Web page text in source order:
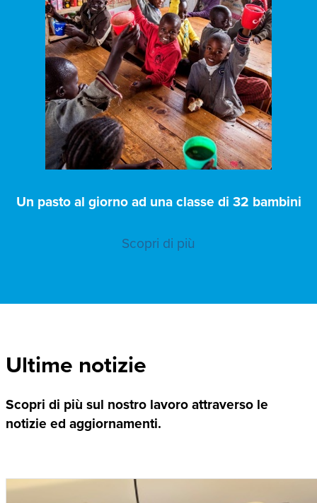
Un pasto al giorno ad una classe di 32 bambini
Scopri di più
Ultime notizie
Scopri di più sul nostro lavoro attraverso le
notizie ed aggiornamenti.